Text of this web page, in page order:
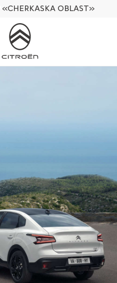
«CHERKASKA OBLAST»